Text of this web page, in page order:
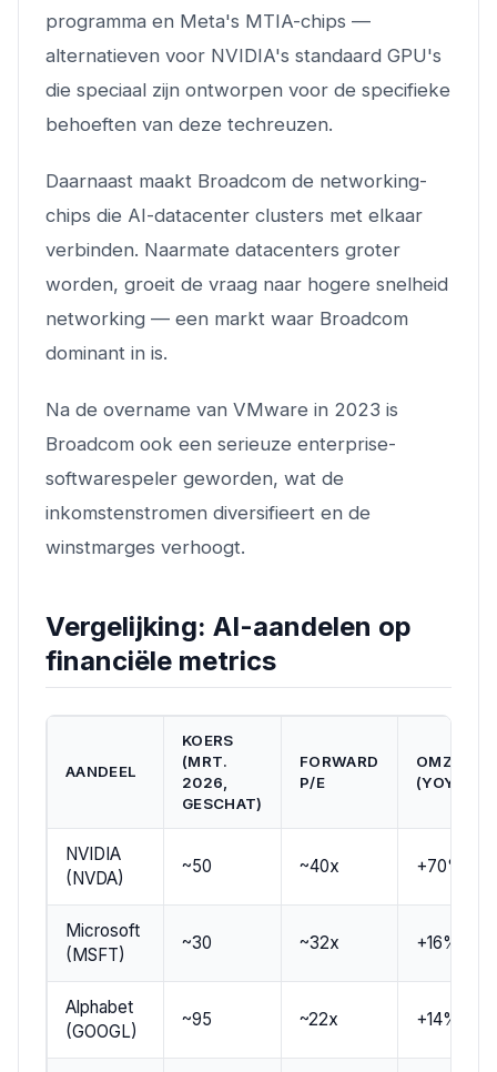
programma en Meta's MTIA-chips —
alternatieven voor NVIDIA's standaard GPU's
die speciaal zijn ontworpen voor de specifieke
behoeften van deze techreuzen.
Daarnaast maakt Broadcom de networking-
chips die AI-datacenter clusters met elkaar
verbinden. Naarmate datacenters groter
worden, groeit de vraag naar hogere snelheid
networking — een markt waar Broadcom
dominant in is.
Na de overname van VMware in 2023 is
Broadcom ook een serieuze enterprise-
softwarespeler geworden, wat de
inkomstenstromen diversifieert en de
winstmarges verhoogt.
Vergelijking: AI-aandelen op
financiële metrics
AANDEEL
KOERS
(MRT.
2026,
GESCHAT)
FORWARD
P/E
(YOY)
NVIDIA
(NVDA)
~50 ~40x +70%
Microsoft
(MSFT)
~30 ~32x +16%
Alphabet
(GOOGL)
~95 ~22x +14%